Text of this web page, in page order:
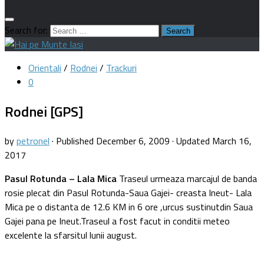
Search for:
Orientali / Rodnei / Trackuri
0
Rodnei [GPS]
bypetronel · Published December 6, 2009 · Updated March 16,
2017
Pasul Rotunda – Lala Mica Traseul urmeaza marcajul de banda
rosie plecat din Pasul Rotunda-Saua Gajei- creasta Ineut- Lala
Mica pe o distanta de 12.6 KM in 6 ore ,urcus sustinutdin Saua
Gajei pana pe Ineut.Traseul a fost facut in conditii meteo
excelente la sfarsitul lunii august.